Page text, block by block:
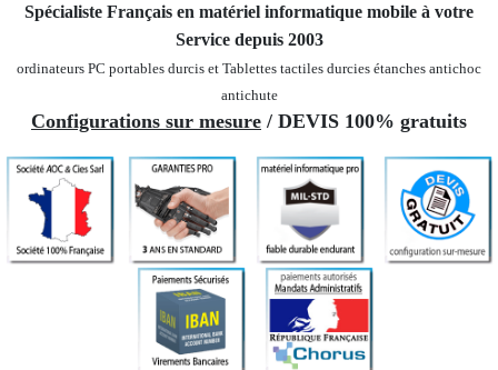
Spécialiste Français en matériel informatique mobile à votre
Service depuis 2003
ordinateurs PC portables durcis et Tablettes tactiles durcies étanches antichoc
antichute
Configurations sur mesure / DEVIS 100% gratuits